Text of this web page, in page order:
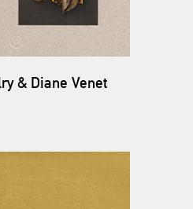
& Diane Venet